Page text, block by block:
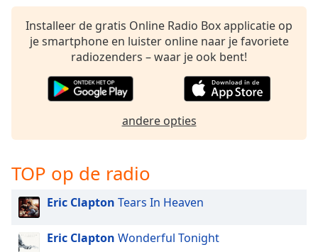
Descriptions
descriptions
off,
selected
subtitles
settings
dialog
subtitles
selected
Installeer de gratis Online Radio Box applicatie op
je smartphone en luister online naar je favoriete
radiozenders – waar je ook bent!
andere opties
TOP op de radio
Eric Clapton Tears In Heaven
Eric Clapton Wonderful Tonight